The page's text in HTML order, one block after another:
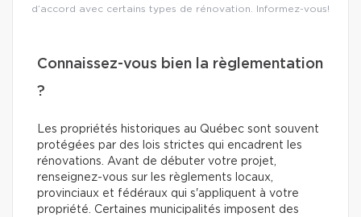
d’accord avec certains types de rénovation. Informez-vous!
Connaissez-vous bien la règlementation
?
Les propriétés historiques au Québec sont souvent
protégées par des lois strictes qui encadrent les
rénovations. Avant de débuter votre projet,
renseignez-vous sur les règlements locaux,
provinciaux et fédéraux qui s'appliquent à votre
propriété. Certaines municipalités imposent des